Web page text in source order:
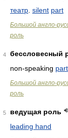
театр silent part
Большой англо-
роль
4
бессловесный
non-speaking part
Большой англо-
роль
5
ведущая роль
leading hand